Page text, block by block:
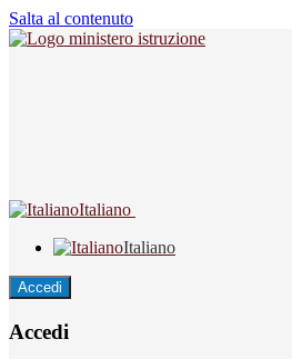
Salta al contenuto
Italiano
Italiano
Accedi
Accedi